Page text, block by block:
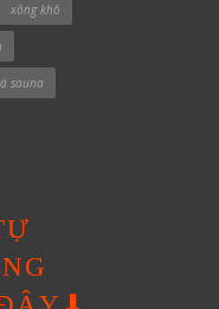
xông khô
sauna